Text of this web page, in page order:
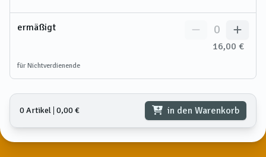
ermäßigt
16,00 €
0
für Nichtverdienende
0 Artikel 0,00 € in den Warenkorb